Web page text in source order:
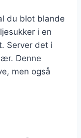
du blot blande
i en
Server det i
Denne
men også